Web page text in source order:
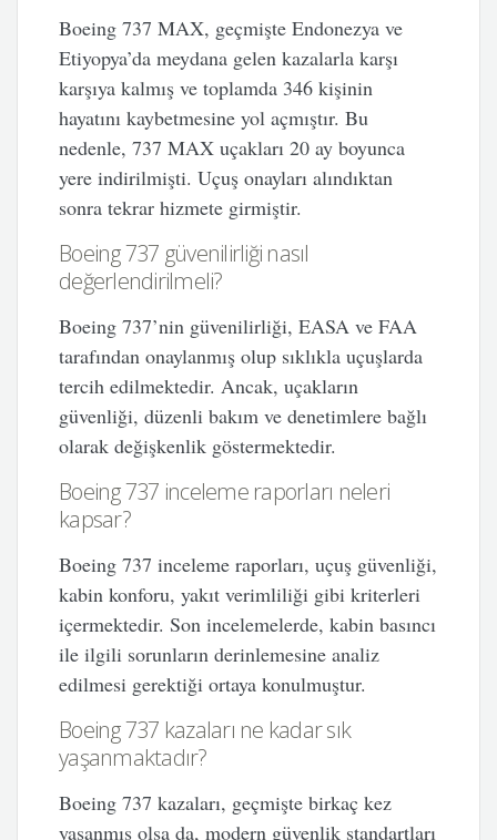
Boeing 737 MAX, geçmişte Endonezya ve
Etiyopya’da meydana gelen kazalarla karşı
karşıya kalmış ve toplamda 346 kişinin
hayatını kaybetmesine yol açmıştır. Bu
nedenle, 737 MAX uçakları 20 ay boyunca
yere indirilmişti. Uçuş onayları alındıktan
sonra tekrar hizmete girmiştir.
Boeing 737 güvenilirliği nasıl
değerlendirilmeli?
Boeing 737’nin güvenilirliği, EASA ve FAA
tarafından onaylanmış olup sıklıkla uçuşlarda
tercih edilmektedir. Ancak, uçakların
güvenliği, düzenli bakım ve denetimlere bağlı
olarak değişkenlik göstermektedir.
Boeing 737 inceleme raporları neleri
kapsar?
Boeing 737 inceleme raporları, uçuş güvenliği,
kabin konforu, yakıt verimliliği gibi kriterleri
içermektedir. Son incelemelerde, kabin basıncı
ile ilgili sorunların derinlemesine analiz
edilmesi gerektiği ortaya konulmuştur.
Boeing 737 kazaları ne kadar sık
yaşanmaktadır?
Boeing 737 kazaları, geçmişte birkaç kez
yaşanmış olsa da, modern güvenlik standartları